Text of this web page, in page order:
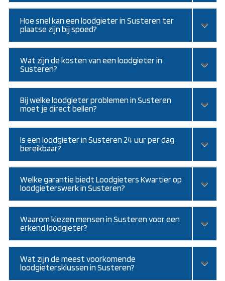
Hoe snel kan een loodgieter in Susteren ter
plaatse zijn bij spoed?
Wat zijn de kosten van een loodgieter in
Susteren?
Bij welke loodgieter problemen in Susteren
moet je direct bellen?
Is een loodgieter in Susteren 24 uur per dag
bereikbaar?
Welke garantie biedt Loodgieters Kwartier op
loodgieterswerk in Susteren?
Waarom kiezen mensen in Susteren voor een
erkend loodgieter?
Wat zijn de meest voorkomende
loodgietersklussen in Susteren?